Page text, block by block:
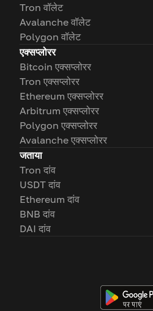
Tron वॉलेट
Avalanche वॉलेट
Polygon वॉलेट
एक्सप्लोरर
Bitcoin एक्सप्लोरर
Tron एक्सप्लोरर
Ethereum एक्सप्लोरर
Arbitrum एक्सप्लोरर
Polygon एक्सप्लोरर
Avalanche एक्सप्लोरर
जताया
Tron दांव
USDT दांव
Ethereum दांव
BNB दांव
DAI दांव